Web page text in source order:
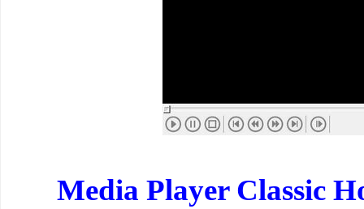
Media Player Classic